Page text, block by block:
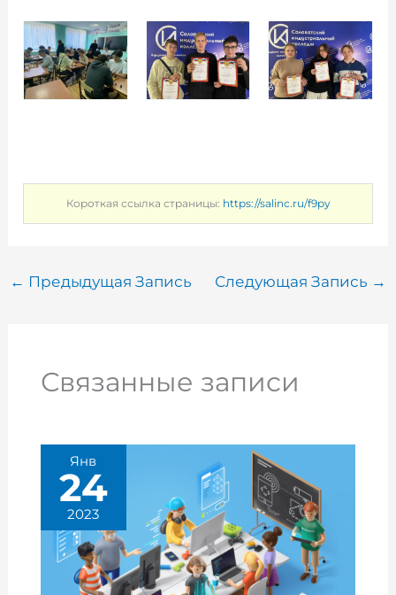
Короткая ссылка страницы: https://salinc.ru/f9py
← Предыдущая Запись Следующая Запись →
Связанные записи
Янв
24
2023